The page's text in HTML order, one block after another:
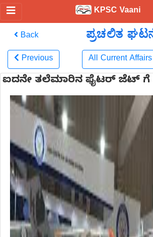
KPSC Vaani
Back ಪ್ರಚಲಿತ
Previous All Current Affairs
ಐದನೇ ತಲೆಮಾರಿನ ಫೈಟರ್ ಜೆಟ್